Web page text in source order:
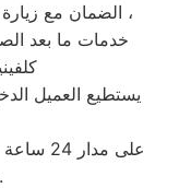
الضمان مع زيارة بعد فترة للتأكد من سلامه وكفائة الجهاز ،
خدمات ما بعد
يستطيع العميل
على
عليهم فى اسرع وقت.